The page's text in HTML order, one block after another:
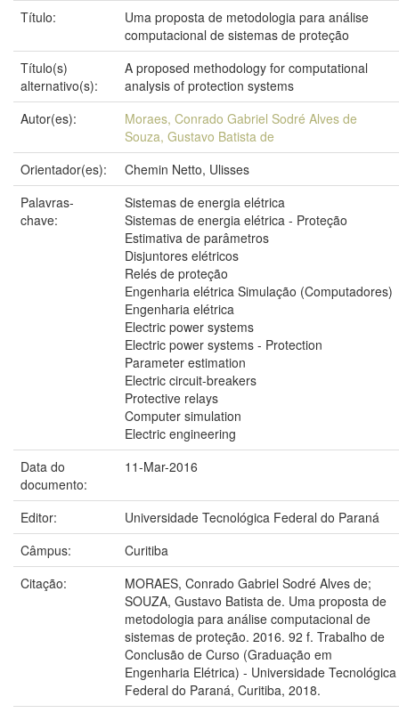
Título:
Uma proposta de metodologia para análise
computacional de sistemas de proteção
Título(s)
alternativo(s):
A proposed methodology for computational
analysis of protection systems
Autor(es):
Moraes, Conrado Gabriel Sodré Alves de
Souza, Gustavo Batista de
Orientador(es):
Chemin Netto, Ulisses
Palavras-
chave:
Sistemas de energia elétrica
Sistemas de energia elétrica - Proteção
Estimativa de parâmetros
Disjuntores elétricos
Relés de proteção
Engenharia elétrica Simulação (Computadores)
Engenharia elétrica
Electric power systems
Electric power systems - Protection
Parameter estimation
Electric circuit-breakers
Protective relays
Computer simulation
Electric engineering
Data do
documento:
11-Mar-2016
Editor:
Universidade Tecnológica Federal do Paraná
Câmpus:
Curitiba
Citação:
MORAES, Conrado Gabriel Sodré Alves de;
SOUZA, Gustavo Batista de. Uma proposta de
metodologia para análise computacional de
sistemas de proteção. 2016. 92 f. Trabalho de
Conclusão de Curso (Graduação em
Engenharia Elétrica) - Universidade Tecnológica
Federal do Paraná, Curitiba, 2018.